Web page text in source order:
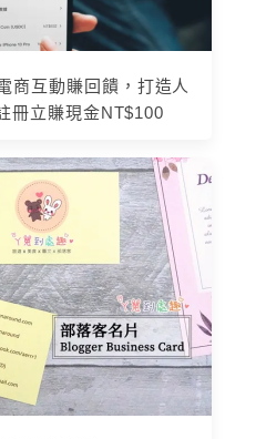
商互動賺回饋，打造人
冊立賺現金NT$100